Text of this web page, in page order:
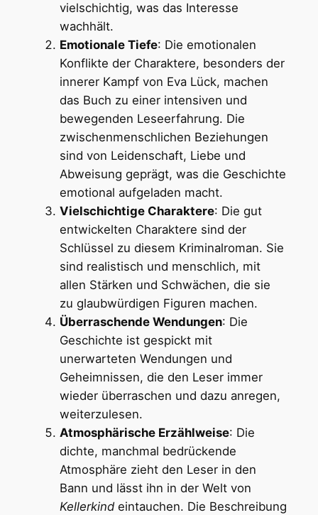
vielschichtig, was das Interesse
wachhält.
Emotionale Tiefe: Die emotionalen
Konflikte der Charaktere, besonders der
innerer Kampf von Eva Lück, machen
das Buch zu einer intensiven und
bewegenden Leseerfahrung. Die
zwischenmenschlichen Beziehungen
sind von Leidenschaft, Liebe und
Abweisung geprägt, was die Geschichte
emotional aufgeladen macht.
Vielschichtige Charaktere: Die gut
entwickelten Charaktere sind der
Schlüssel zu diesem Kriminalroman. Sie
sind realistisch und menschlich, mit
allen Stärken und Schwächen, die sie
zu glaubwürdigen Figuren machen.
Überraschende Wendungen: Die
Geschichte ist gespickt mit
unerwarteten Wendungen und
Geheimnissen, die den Leser immer
wieder überraschen und dazu anregen,
weiterzulesen.
Atmosphärische Erzählweise: Die
dichte, manchmal bedrückende
Atmosphäre zieht den Leser in den
Bann und lässt ihn in der Welt von
Kellerkindeintauchen. Die Beschreibung